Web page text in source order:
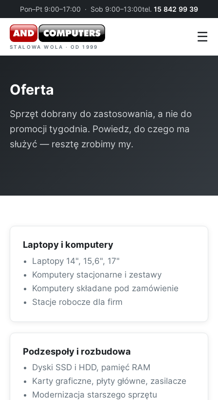
Pon–Pt 9:00–17:00 · Sob 9:00–13:00tel. 15 842 99 39
STALOWA WOLA · OD 1999
☰
Oferta
Sprzęt dobrany do zastosowania, a nie do
promocji tygodnia. Powiedz, do czego ma
służyć — resztę zrobimy my.
Laptopy i komputery
Laptopy 14", 15,6", 17"
Komputery stacjonarne i zestawy
Komputery składane pod zamówienie
Stacje robocze dla firm
Podzespoły i rozbudowa
Dyski SSD i HDD, pamięć RAM
Karty graficzne, płyty główne, zasilacze
Modernizacja starszego sprzętu